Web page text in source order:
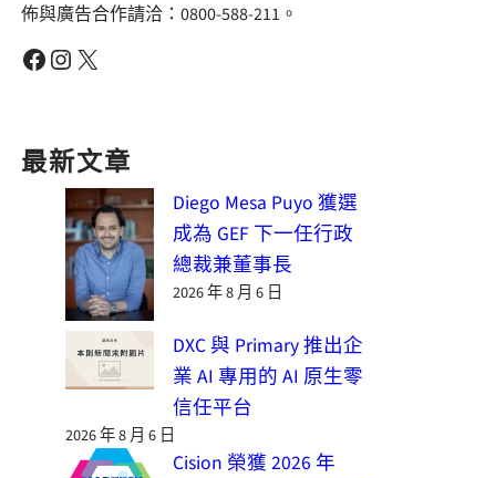
佈與廣告合作請洽：0800-588-211。
Facebook Instagram X
最新文章
Diego Mesa Puyo 獲選
成為 GEF 下一任行政
總裁兼董事長
2026 年 8 月 6 日
DXC 與 Primary 推出企
業 AI 專用的 AI 原生零
信任平台
2026 年 8 月 6 日
Cision 榮獲 2026 年